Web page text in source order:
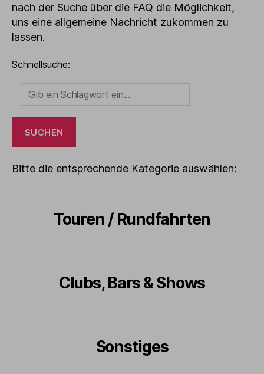
nach der Suche über die FAQ die Möglichkeit,
uns eine allgemeine Nachricht zukommen zu
lassen.
Schnellsuche:
Bitte die entsprechende Kategorie auswählen:
Touren / Rundfahrten
Clubs, Bars & Shows
Sonstiges